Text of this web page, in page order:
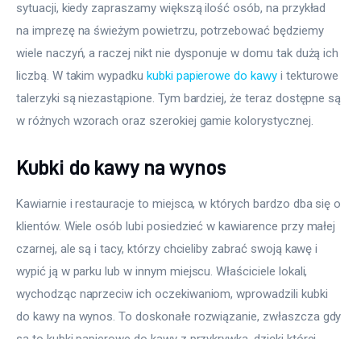
sytuacji, kiedy zapraszamy większą ilość osób, na przykład
na imprezę na świeżym powietrzu, potrzebować będziemy
wiele naczyń, a raczej nikt nie dysponuje w domu tak dużą ich
liczbą. W takim wypadku kubki papierowe do kawy i tekturowe
talerzyki są niezastąpione. Tym bardziej, że teraz dostępne są
w różnych wzorach oraz szerokiej gamie kolorystycznej.
Kubki do kawy na wynos
Kawiarnie i restauracje to miejsca, w których bardzo dba się o
klientów. Wiele osób lubi posiedzieć w kawiarence przy małej
czarnej, ale są i tacy, którzy chcieliby zabrać swoją kawę i
wypić ją w parku lub w innym miejscu. Właściciele lokali,
wychodząc naprzeciw ich oczekiwaniom, wprowadzili kubki
do kawy na wynos. To doskonałe rozwiązanie, zwłaszcza gdy